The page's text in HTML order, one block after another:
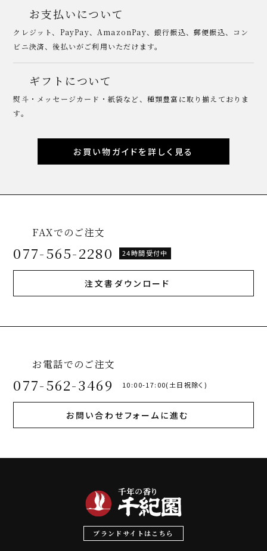
お支払いについて
クレジット、PayPay、AmazonPay、銀行振込、郵便振込、コン
ビニ決済、後払いがご利用いただけます。
ギフトについて
熨斗・メッセージカード・紙袋など、種類豊富に取り揃えておりま
す。
お買い物ガイドを詳しく見る
FAXでのご注文
077-565-2280 24時間受付中
注文書ダウンロード
お電話でのご注文
077-562-3469 10:00-17:00(土日祝除く)
お問い合わせフォームに進む
ブランドサイトはこちら